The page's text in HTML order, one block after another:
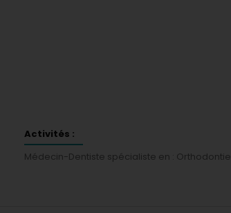
Activités :
Médecin-Dentiste spécialiste en : Orthodontie